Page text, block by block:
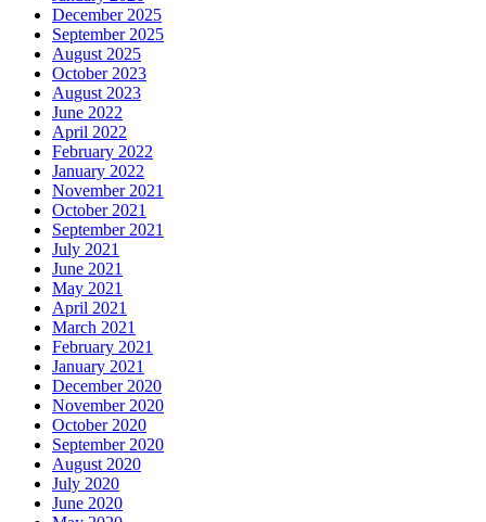
December 2025
September 2025
August 2025
October 2023
August 2023
June 2022
April 2022
February 2022
January 2022
November 2021
October 2021
September 2021
July 2021
June 2021
May 2021
April 2021
March 2021
February 2021
January 2021
December 2020
November 2020
October 2020
September 2020
August 2020
July 2020
June 2020